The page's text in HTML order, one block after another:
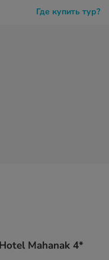
Где купить тур?
Mahanak 4*